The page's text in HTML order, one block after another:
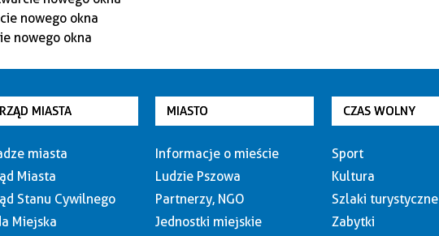
MIASTA
miasta
Miasta
Stanu Cywilnego
Miejska
MIASTO
Informacje o mieście
Ludzie Pszowa
Partnerzy, NGO
Jednostki miejskie
CZAS WOLNY
Sport
Kultura
Szlaki turystyczne
Zabytki